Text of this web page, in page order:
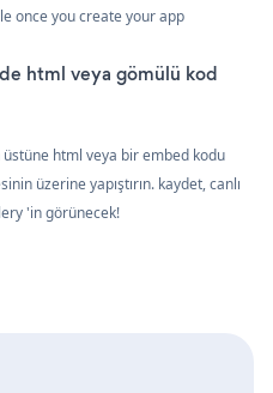
once you create your app
html veya gömülü kod
html veya bir embed kodu
üzerine yapıştırın. kaydet, canlı
'in görünecek!